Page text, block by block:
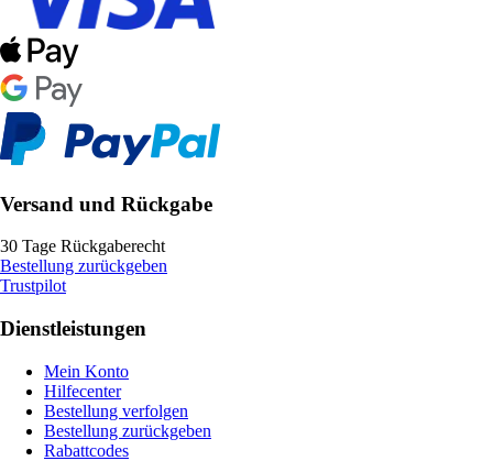
Versand und Rückgabe
30 Tage Rückgaberecht
Bestellung zurückgeben
Trustpilot
Dienstleistungen
Mein Konto
Hilfecenter
Bestellung verfolgen
Bestellung zurückgeben
Rabattcodes